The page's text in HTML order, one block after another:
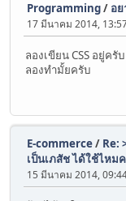
Programming/ อ
17 มีนาคม 2014,
ลองเขียน CSS อยู่ค
ลองทำมั้ยครับ
E-commerce/ Re:
เป็นเภสัช ได้ใช้ไหม
15 มีนาคม 2014,